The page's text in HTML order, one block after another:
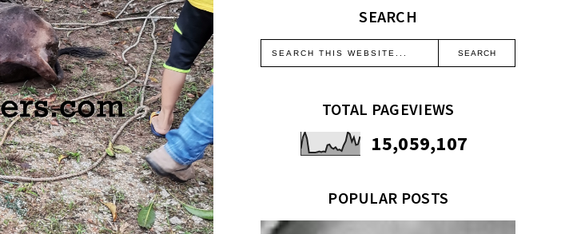
SEARCH
TOTAL PAGEVIEWS
15,059,107
POPULAR POSTS